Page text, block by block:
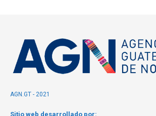
AGN.GT - 2021
Sitio web desarrollado por: